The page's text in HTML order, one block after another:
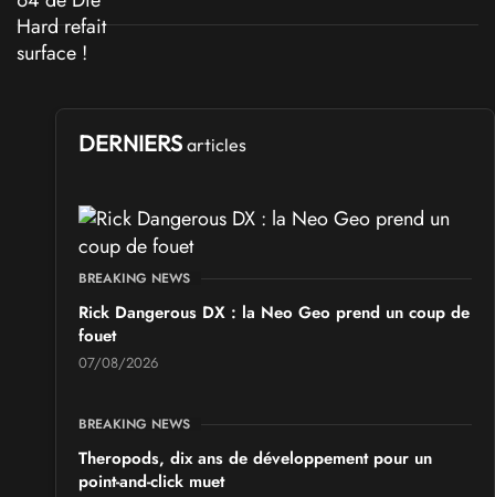
DERNIERS articles
BREAKING NEWS
Rick Dangerous DX : la Neo Geo prend un coup de
fouet
07/08/2026
BREAKING NEWS
Theropods, dix ans de développement pour un
point-and-click muet